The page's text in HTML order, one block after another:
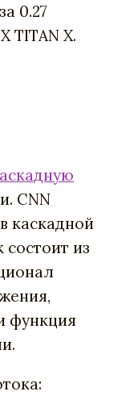
0.27
TITAN X.
CNN
каскадной
из
функция